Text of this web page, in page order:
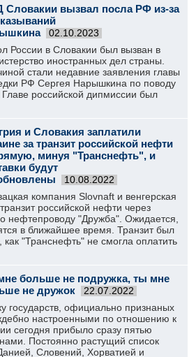
вызвал посла РФ из-за
02.10.2023
России в Словакии был вызван в
иностранных дел страны.
стали недавние заявления главы
РФ Сергея Нарышкина по поводу
российской дипмиссии был
и Словакия заплатили
за транзит российской нефти
минуя "Транснефть", и
будут
10.08.2022
компания Slovnaft и венгерская
российской нефти через
нефтепроводу "Дружба". Ожидается,
в ближайшее время. Транзит был
как "Транснефть" не смогла оплатить
больше не подружка, ты мне
не дружок
22.07.2022
государств, официально признаных
настроенными по отношению к
сегодня прибыло сразу пятью
Постоянно растущий список
Словений, Хорватией и